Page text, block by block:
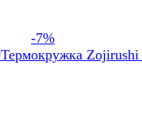
-7%
Термокружка